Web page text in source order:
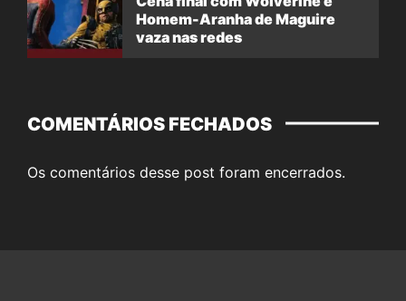
Homem-Aranha de Maguire
vaza nas redes
COMENTÁRIOS FECHADOS
Os comentários desse post foram encerrados.